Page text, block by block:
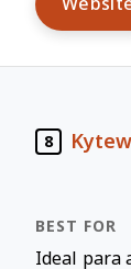
8
Ideal para